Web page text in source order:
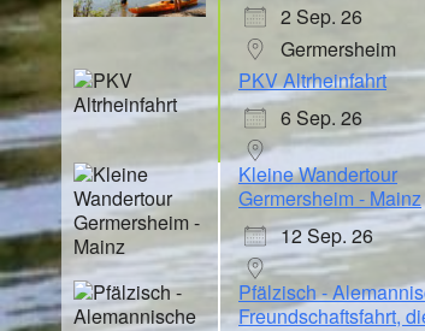
2 Sep. 26
Germersheim
PKV Altrheinfahrt
6 Sep. 26
Kleine Wandertour
Germersheim - Mainz
12 Sep. 26
Pfälzisch -
Freundschaftsfahrt,